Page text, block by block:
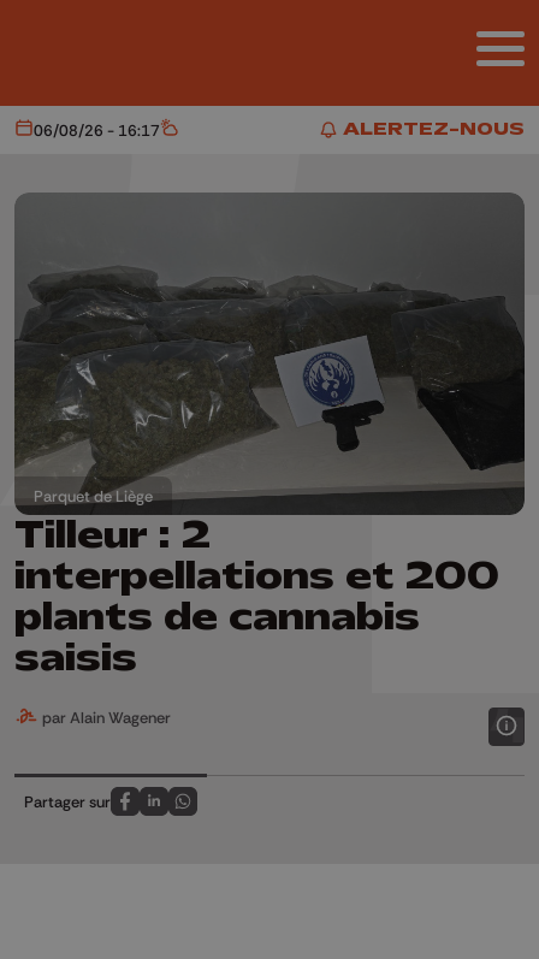
ALERTEZ-NOUS
ALERTEZ-NOUS
Aujourd'hui
06/08/26 - 16:17 Météo
Tilleur : 2
interpellations et 200
plants de cannabis
saisis
par Alain Wagener
Partager sur
Partagez sur FaceBook
Partagez sur LinkedIn
Partagez sur Whatsapp
Parquet de Liège